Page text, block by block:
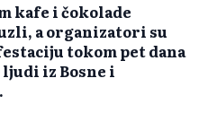
kafe i čokolade
a organizatori su
tokom pet dana
iz Bosne i